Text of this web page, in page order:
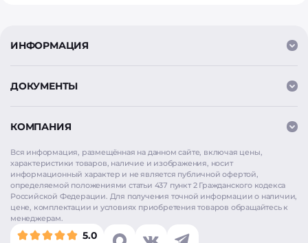
Вся информация, размещённая на данном сайте, включая цены,
характеристики товаров, наличие и изображения, носит
информационный характер и не является публичной офертой,
определяемой положениями статьи 437 пункт 2 Гражданского кодекса
Российской Федерации. Для получения точной информации о наличии,
цене, комплектации и условиях приобретения товаров обращайтесь к
менеджерам.
5.0
ИНФОРМАЦИЯ
ДОКУМЕНТЫ
КОМПАНИЯ